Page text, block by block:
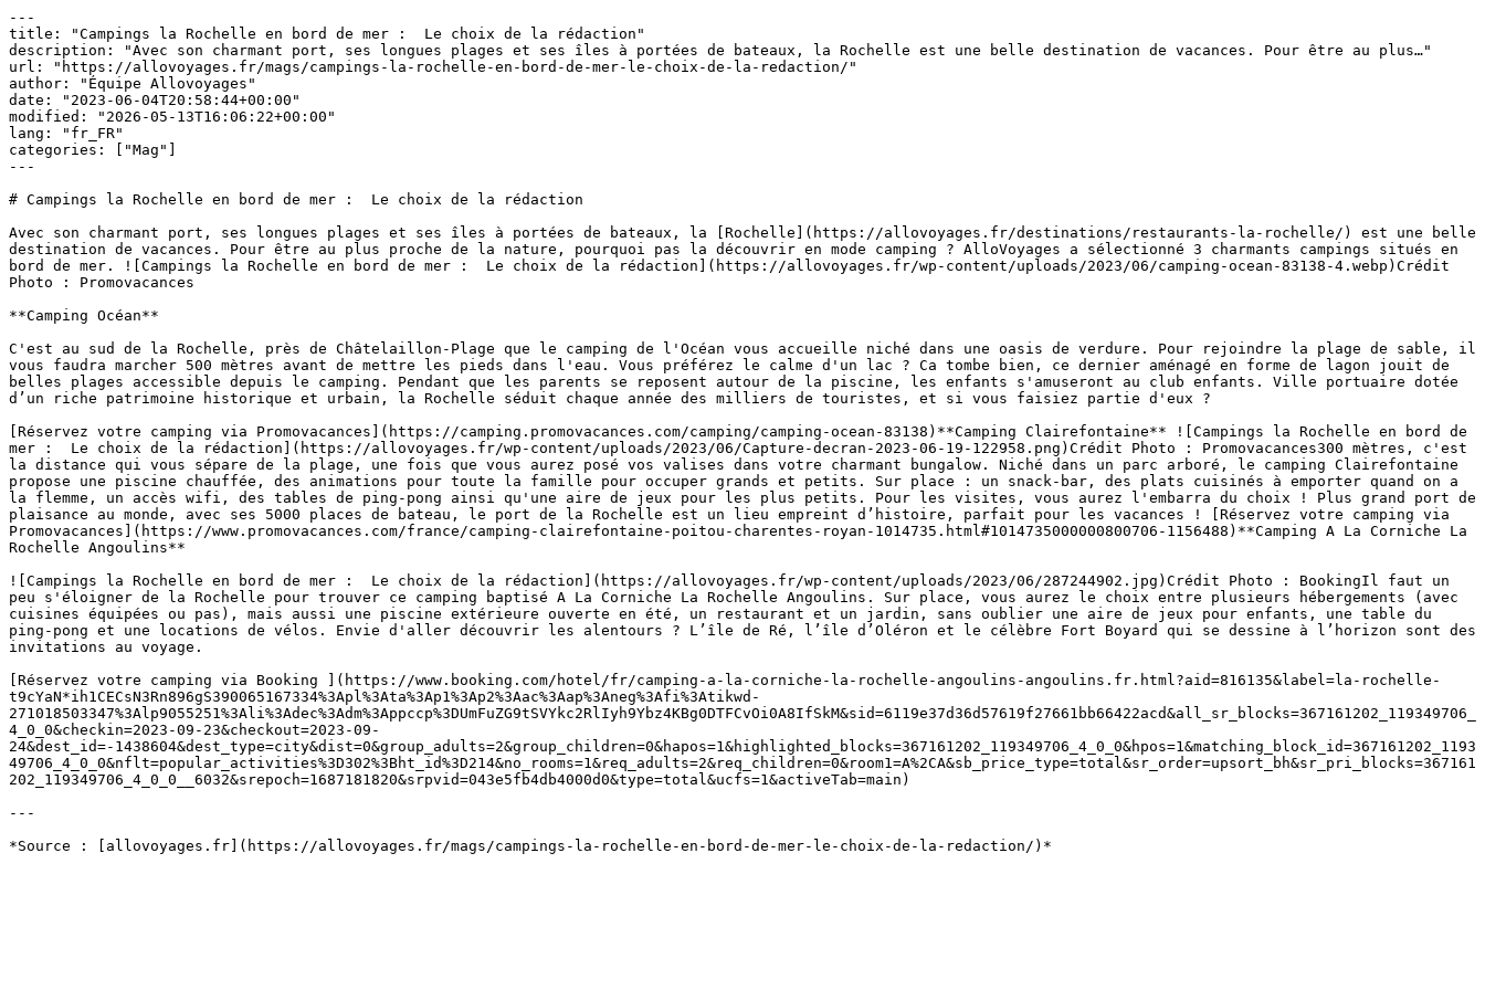
---
title: "Campings la Rochelle en bord de mer :  Le choix de la rédaction"
description: "Avec son charmant port, ses longues plages et ses îles à portées de bateaux, la Rochelle est une belle destination de vacances. Pour être au plus…"
url: "https://allovoyages.fr/mags/campings-la-rochelle-en-bord-de-mer-le-choix-de-la-redaction/"
author: "Équipe Allovoyages"
date: "2023-06-04T20:58:44+00:00"
modified: "2026-05-13T16:06:22+00:00"
lang: "fr_FR"
categories: ["Mag"]
---
# Campings la Rochelle en bord de mer :  Le choix de la rédaction
Avec son charmant port, ses longues plages et ses îles à portées de bateaux, la [Rochelle](https://allovoyages.fr/destinations/restaurants-la-rochelle/) est une belle
destination de vacances. Pour être au plus proche de la nature, pourquoi pas la découvrir en mode camping ? AlloVoyages a sélectionné 3 charmants campings situés en
bord de mer. ![Campings la Rochelle en bord de mer :  Le choix de la rédaction](https://allovoyages.fr/wp-content/uploads/2023/06/camping-ocean-83138-4.webp)Crédit
Photo : Promovacances
**Camping Océan**
C'est au sud de la Rochelle, près de Châtelaillon-Plage que le camping de l'Océan vous accueille niché dans une oasis de verdure. Pour rejoindre la plage de sable, il
vous faudra marcher 500 mètres avant de mettre les pieds dans l'eau. Vous préférez le calme d'un lac ? Ca tombe bien, ce dernier aménagé en forme de lagon jouit de
belles plages accessible depuis le camping. Pendant que les parents se reposent autour de la piscine, les enfants s'amuseront au club enfants. Ville portuaire dotée
d’un riche patrimoine historique et urbain, la Rochelle séduit chaque année des milliers de touristes, et si vous faisiez partie d'eux ?
[Réservez votre camping via Promovacances](https://camping.promovacances.com/camping/camping-ocean-83138)**Camping Clairefontaine** ![Campings la Rochelle en bord de
mer :  Le choix de la rédaction](https://allovoyages.fr/wp-content/uploads/2023/06/Capture-decran-2023-06-19-122958.png)Crédit Photo : Promovacances300 mètres, c'est
la distance qui vous sépare de la plage, une fois que vous aurez posé vos valises dans votre charmant bungalow. Niché dans un parc arboré, le camping Clairefontaine
propose une piscine chauffée, des animations pour toute la famille pour occuper grands et petits. Sur place : un snack-bar, des plats cuisinés à emporter quand on a
la flemme, un accès wifi, des tables de ping-pong ainsi qu'une aire de jeux pour les plus petits. Pour les visites, vous aurez l'embarra du choix ! Plus grand port de
plaisance au monde, avec ses 5000 places de bateau, le port de la Rochelle est un lieu empreint d’histoire, parfait pour les vacances ! [Réservez votre camping via
Promovacances](https://www.promovacances.com/france/camping-clairefontaine-poitou-charentes-royan-1014735.html#1014735000000800706-1156488)**Camping A La Corniche La
Rochelle Angoulins**
![Campings la Rochelle en bord de mer :  Le choix de la rédaction](https://allovoyages.fr/wp-content/uploads/2023/06/287244902.jpg)Crédit Photo : BookingIl faut un
peu s'éloigner de la Rochelle pour trouver ce camping baptisé A La Corniche La Rochelle Angoulins. Sur place, vous aurez le choix entre plusieurs hébergements (avec
cuisines équipées ou pas), mais aussi une piscine extérieure ouverte en été, un restaurant et un jardin, sans oublier une aire de jeux pour enfants, une table du
ping-pong et une locations de vélos. Envie d'aller découvrir les alentours ? L’île de Ré, l’île d’Oléron et le célèbre Fort Boyard qui se dessine à l’horizon sont des
invitations au voyage.
[Réservez votre camping via Booking ](https://www.booking.com/hotel/fr/camping-a-la-corniche-la-rochelle-angoulins-angoulins.fr.html?aid=816135&label=la-rochelle-
t9cYaN*ih1CECsN3Rn896gS390065167334%3Apl%3Ata%3Ap1%3Ap2%3Aac%3Aap%3Aneg%3Afi%3Atikwd-
271018503347%3Alp9055251%3Ali%3Adec%3Adm%3Appccp%3DUmFuZG9tSVYkc2RlIyh9Ybz4KBg0DTFCvOi0A8IfSkM&sid=6119e37d36d57619f27661bb66422acd&all_sr_blocks=367161202_119349706_
4_0_0&checkin=2023-09-23&checkout=2023-09-
24&dest_id=-1438604&dest_type=city&dist=0&group_adults=2&group_children=0&hapos=1&highlighted_blocks=367161202_119349706_4_0_0&hpos=1&matching_block_id=367161202_1193
49706_4_0_0&nflt=popular_activities%3D302%3Bht_id%3D214&no_rooms=1&req_adults=2&req_children=0&room1=A%2CA&sb_price_type=total&sr_order=upsort_bh&sr_pri_blocks=367161
202_119349706_4_0_0__6032&srepoch=1687181820&srpvid=043e5fb4db4000d0&type=total&ucfs=1&activeTab=main)
---